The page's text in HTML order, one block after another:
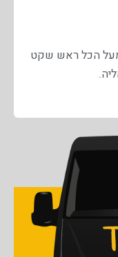
הכל ראש שקט